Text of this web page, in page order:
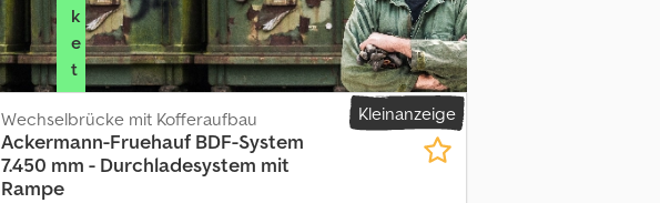
k
e
t
a
u
s
w
Kleinanzeige
Wechselbrücke mit Kofferaufbau
Ackermann-Fruehauf BDF-System
7.450 mm - Durchladesystem mit
Rampe